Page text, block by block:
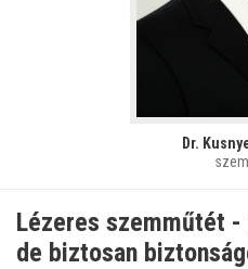
Dr.
Lézeres szemműtét
de biztosan